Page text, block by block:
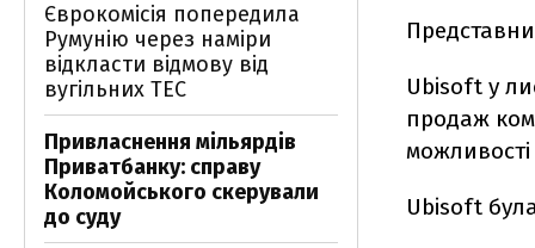
Ubisoft у
продаж
Ubisoft
Єврокомісія попередила
Румунію через наміри
відкласти відмову від
вугільних ТЕС
Привласнення мільярдів
Приватбанку: справу
Коломойського скерували
до суду